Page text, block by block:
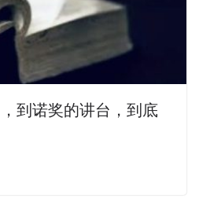
到诺奖的讲台，到底